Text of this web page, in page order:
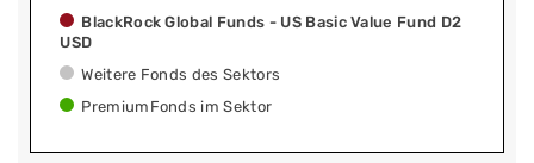
BlackRock Global Funds - US Basic Value Fund D2
USD
Weitere Fonds des Sektors
PremiumFonds im Sektor